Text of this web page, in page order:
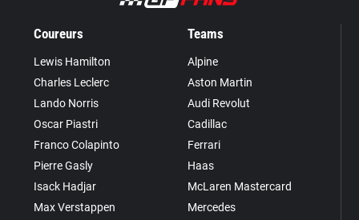
Coureurs
Lewis Hamilton
Charles Leclerc
Lando Norris
Oscar Piastri
Franco Colapinto
Pierre Gasly
Isack Hadjar
Max Verstappen
Teams
Alpine
Aston Martin
Audi Revolut
Cadillac
Ferrari
Haas
McLaren Mastercard
Mercedes